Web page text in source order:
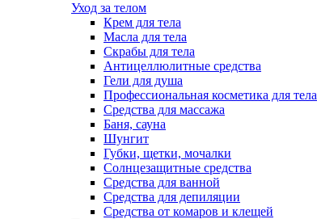
Уход за телом
Крем для тела
Масла для тела
Скрабы для тела
Антицеллюлитные средства
Гели для душа
Профессиональная косметика для тела
Средства для массажа
Баня, сауна
Шунгит
Губки, щетки, мочалки
Солнцезащитные средства
Средства для ванной
Средства для депиляции
Средства от комаров и клещей